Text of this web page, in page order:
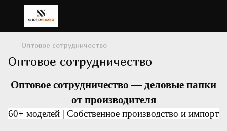
Оптовое сотрудничество
Оптовое сотрудничество
Оптовое сотрудничество — деловые папки
от производителя
60+ моделей | Собственное производство и импорт